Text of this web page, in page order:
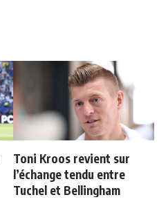
Toni Kroos revient sur
l’échange tendu entre
Tuchel et Bellingham